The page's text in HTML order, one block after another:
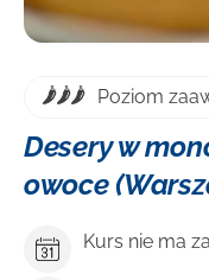
Poziom
Desery w
owoce
Kurs nie ma